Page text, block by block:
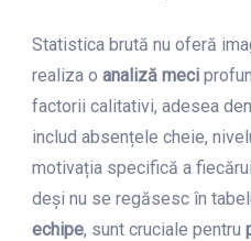
Statistica brută nu oferă
realiza o analiză meci
factorii calitativi, adesea
includ absențele cheie,
motivația specifică a
deși nu se regăsesc în
echipe, sunt cruciale pentru